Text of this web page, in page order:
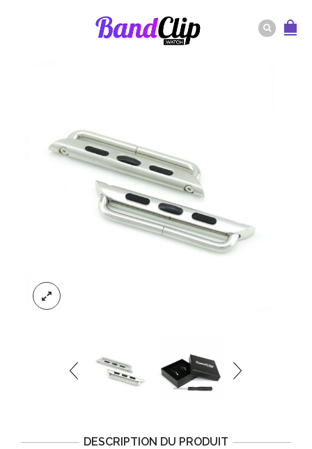
DESCRIPTION DU PRODUIT